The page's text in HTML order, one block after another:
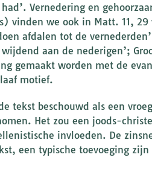
had’. Vernedering en
vinden we ook in Matt. 11, 29
afdalen tot de
aan de nederigen’;
gemaakt worden met de
motief.
tekst beschouwd als een
Het zou een joods-
invloeden. De
een typische toevoeging